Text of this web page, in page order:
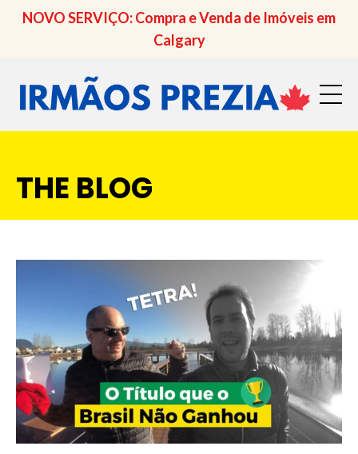
NOVO SERVIÇO: Compra e Venda de Imóveis em
Calgary
THE BLOG